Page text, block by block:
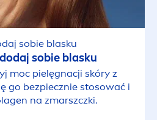
sobie blasku
sobie blasku
moc pielęgnacji skóry z
go bezpiecznie stosować i
na zmarszczki.